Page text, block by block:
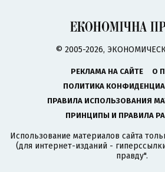
© 2005-2026,
РЕКЛАМА НА САЙТЕ
О
ПОЛИТИКА
ПРАВИЛА ИСПОЛЬЗОВАНИЯ
ПРИНЦИПЫ И ПРАВИЛА
Использование материалов сайта
(для интернет-изданий -
правду".